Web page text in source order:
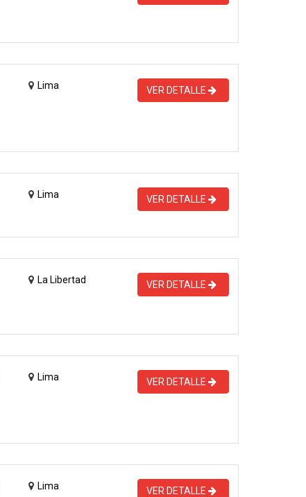
Lima VER DETALLE
Lima VER DETALLE
La Libertad VER DETALLE
Lima VER DETALLE
Lima VER DETALLE